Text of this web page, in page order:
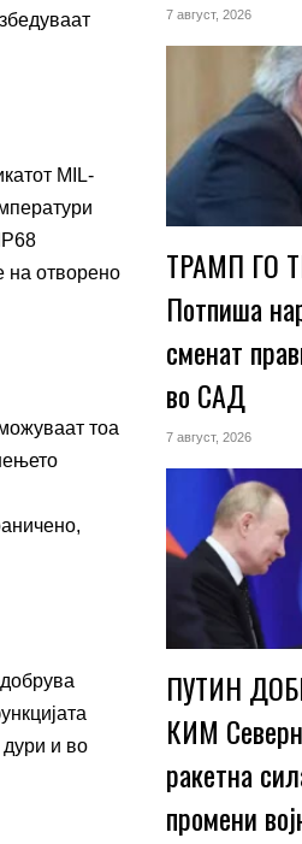
MIL-
на отворено
тоа
и во
7 август, 2026
ТРАМП ГО
Потпиша
сменат
во САД
7 август, 2026
ПУТИН
КИМ
ракетна
промени